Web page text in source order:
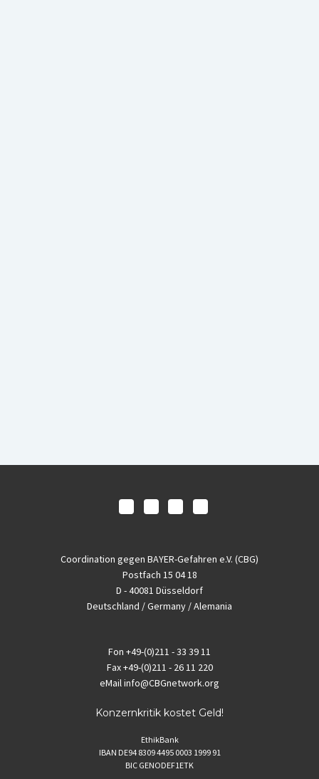
Coordination gegen BAYER-Gefahren e.V. (CBG)
Postfach 15 04 18
D - 40081 Düsseldorf
Deutschland / Germany / Alemania
Fon +49-(0)211 - 33 39 11
Fax+49-(0)211 - 26 11 220
eMailinfo@CBGnetwork.org
Konzernkritik kostet Geld!
EthikBank
IBAN DE94 8309 4495 0003 1999 91
BIC GENODEF1ETK